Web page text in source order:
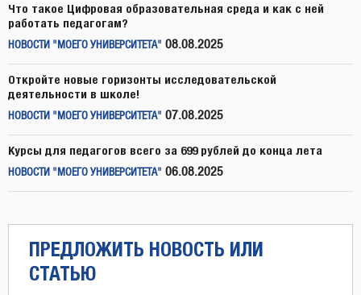
Что такое Цифровая образовательная среда и как с ней
работать педагогам?
НОВОСТИ "МОЕГО УНИВЕРСИТЕТА" 08.08.2025
Откройте новые горизонты исследовательской
деятельности в школе!
НОВОСТИ "МОЕГО УНИВЕРСИТЕТА" 07.08.2025
Курсы для педагогов всего за 699 рублей до конца лета
НОВОСТИ "МОЕГО УНИВЕРСИТЕТА" 06.08.2025
ПРЕДЛОЖИТЬ НОВОСТЬ ИЛИ
СТАТЬЮ